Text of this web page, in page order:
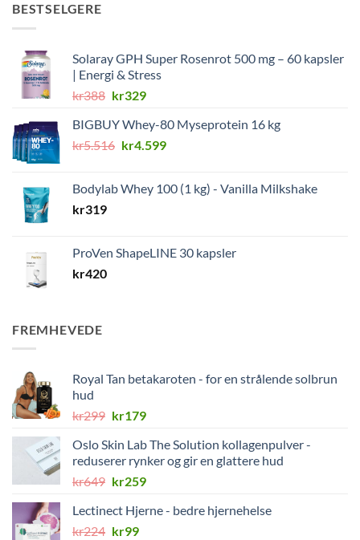
BESTSELGERE
Solaray GPH Super Rosenrot 500 mg – 60 kapsler
| Energi & Stress
kr388 Opprinnelig
var:
kr388.
kr329Nåværende
er:
kr329.
BIGBUY Whey-80 Myseprotein 16 kg
kr5.516 Opprinnelig
kr5.516.
kr4.599Nåværende
kr4.599.
Bodylab Whey 100 (1 kg) - Vanilla Milkshake
kr319
ProVen ShapeLINE 30 kapsler
kr420
FREMHEVEDE
Royal Tan betakaroten - for en strålende solbrun
hud
kr299 Opprinnelig
var:
kr299.
kr179Nåværende
er:
kr179.
Oslo Skin Lab The Solution kollagenpulver -
reduserer rynker og gir en glattere hud
kr649 Opprinnelig
var:
kr649.
kr259Nåværende
er:
Lectinect Hjerne - bedre hjernehelse
kr224 Opprinnelig
kr99Nåværende